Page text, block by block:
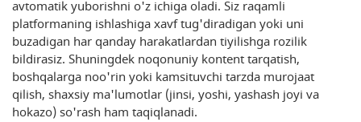
avtomatik yuborishni o'z ichiga oladi. Siz raqamli
platformaning ishlashiga xavf tug'diradigan yoki uni
buzadigan har qanday harakatlardan tiyilishga rozilik
bildirasiz. Shuningdek noqonuniy kontent tarqatish,
boshqalarga noo'rin yoki kamsituvchi tarzda murojaat
qilish, shaxsiy ma'lumotlar (jinsi, yoshi, yashash joyi va
hokazo) so'rash ham taqiqlanadi.